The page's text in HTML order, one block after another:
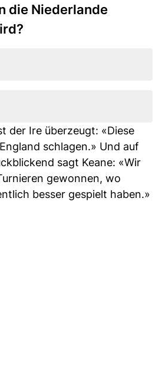
die Niederlande
der Ire überzeugt: «Diese
schlagen.» Und auf
sagt Keane: «Wir
gewonnen, wo
besser gespielt haben.»